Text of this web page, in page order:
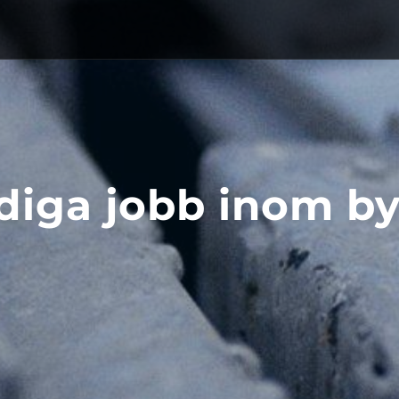
jobb inom